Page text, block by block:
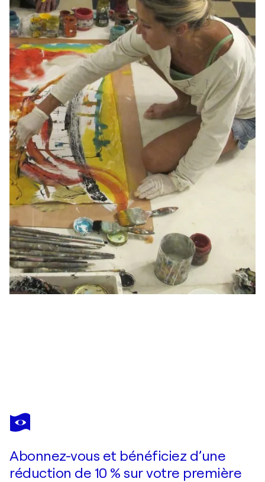
GISELA GAFFOGLIO
words
Abonnez-vous et bénéficiez d’une
réduction de 10 % sur votre première